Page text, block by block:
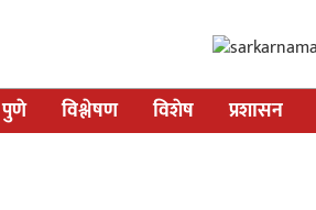
पुणे विश्लेषण विशेष प्रशासन